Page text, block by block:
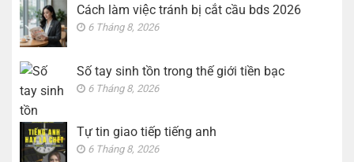
Cách làm việc tránh bị cắt cầu bds 2026
6 Tháng 8, 2026
Số tay sinh tồn trong thế giới tiền bạc
6 Tháng 8, 2026
Tự tin giao tiếp tiếng anh
6 Tháng 8, 2026